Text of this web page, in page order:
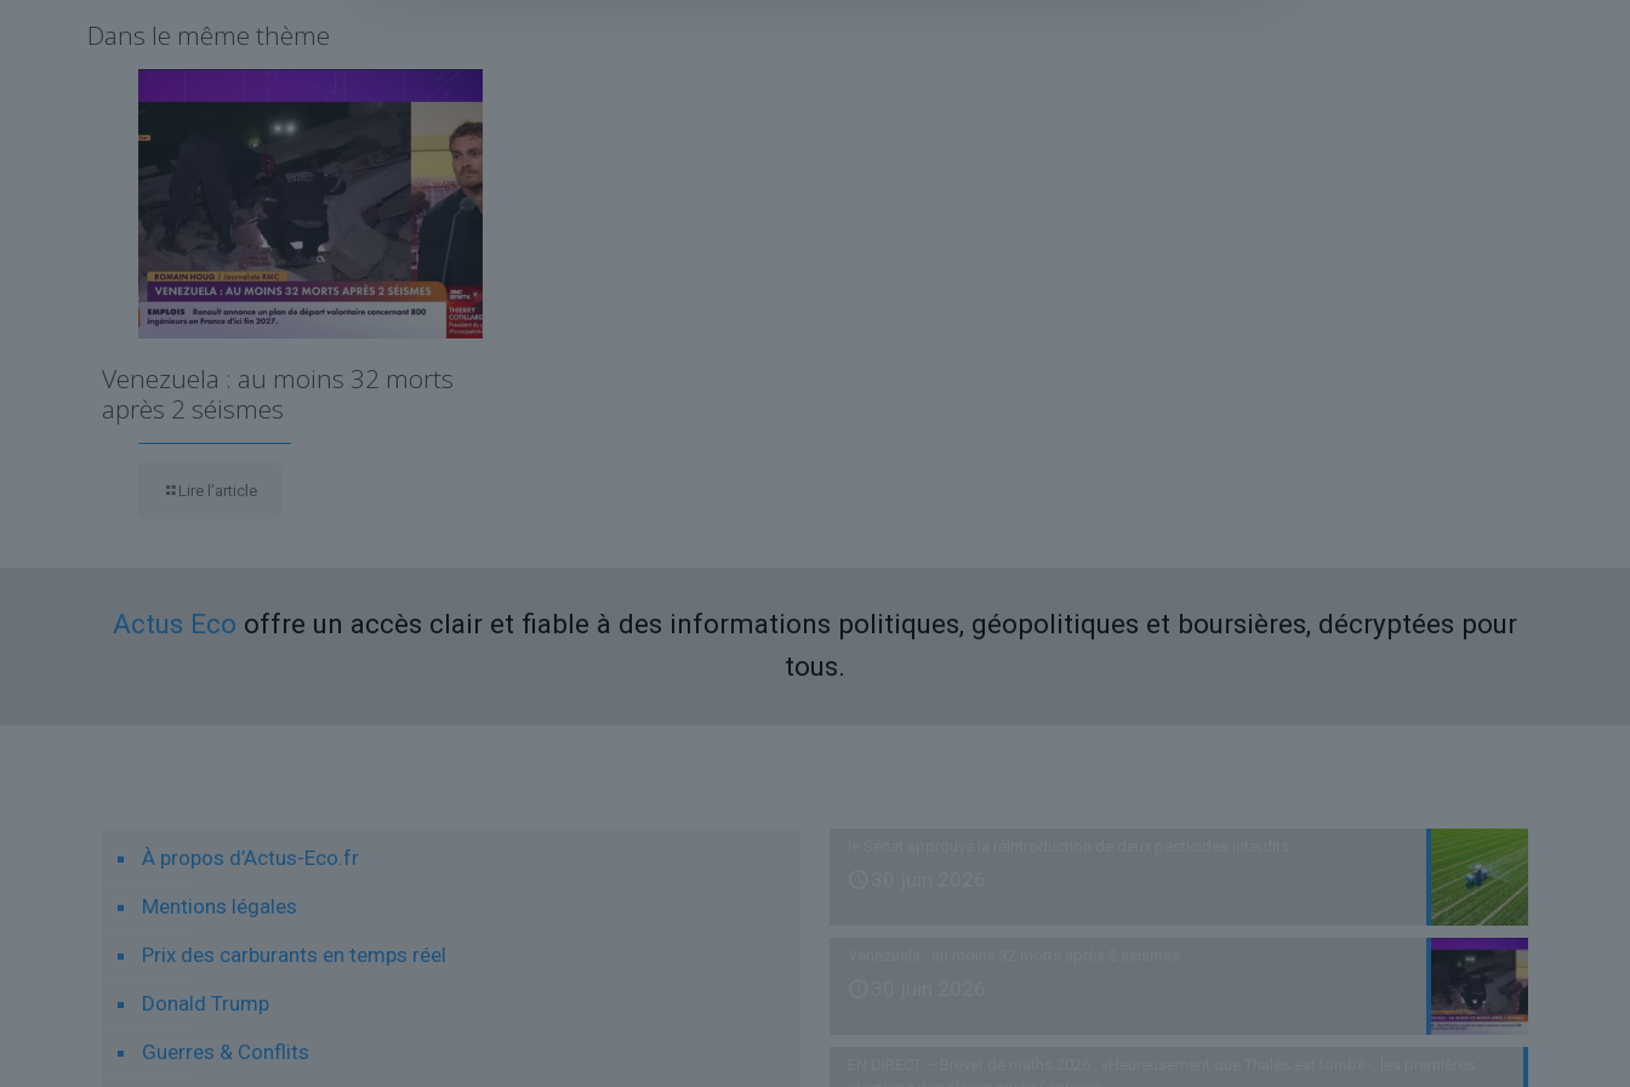
Dans le même thème
Venezuela : au moins 32 morts
après 2 séismes
Lire l’article
Actus Eco offre un accès clair et fiable à des informations politiques, géopolitiques et boursières, décryptées pour
tous.
À propos d’Actus-Eco.fr
Mentions légales
Prix des carburants en temps réel
Donald Trump
Guerres & Conflits